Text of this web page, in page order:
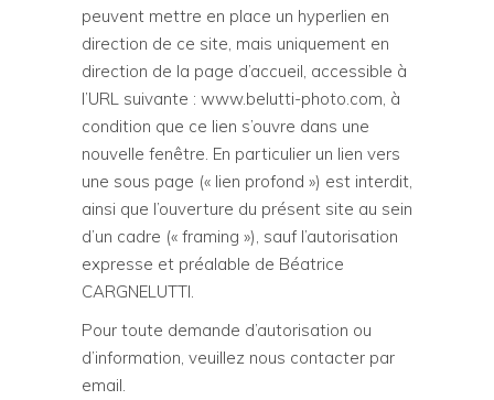
peuvent mettre en place un hyperlien en
direction de ce site, mais uniquement en
direction de la page d’accueil, accessible à
l’URL suivante : www.belutti-photo.com, à
condition que ce lien s’ouvre dans une
nouvelle fenêtre. En particulier un lien vers
une sous page (« lien profond ») est interdit,
ainsi que l’ouverture du présent site au sein
d’un cadre (« framing »), sauf l’autorisation
expresse et préalable de Béatrice
CARGNELUTTI.
Pour toute demande d’autorisation ou
d’information, veuillez nous contacter par
email.